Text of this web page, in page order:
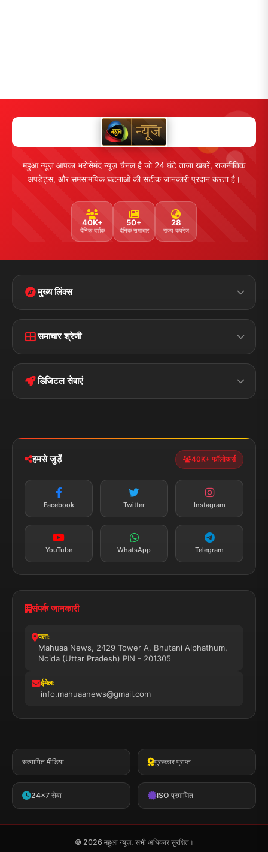
महुआ न्यूज़ आपका भरोसेमंद न्यूज़ चैनल है जो 24 घंटे ताजा खबरें, राजनीतिक
अपडेट्स, और समसामयिक घटनाओं की सटीक जानकारी प्रदान करता है।
40K+
दैनिक दर्शक
50+
दैनिक समाचार
28
राज्य कवरेज
मुख्य लिंक्स
Disclaimer
Terms &
Privacy Policy
समाचार श्रेणी
पॉलिटिकल झारखण्ड
डिजिटल सेवाएं
न्यूज़ अलर्ट
तत्काल अपडेट
सब्सक्राइब करें
हमसे जुड़ें 40K+ फॉलोअर्स
Facebook Twitter Instagram
YouTube WhatsApp Telegram
संपर्क जानकारी
पता:
Mahuaa News, 2429 Tower A, Bhutani Alphathum,
Noida (Uttar Pradesh) PIN - 201305
ईमेल:
info.mahuaanews@gmail.com
सत्यापित मीडिया पुरस्कार प्राप्त
24x7 सेवा ISO प्रमाणित
© 2026 महुआ न्यूज़. सभी अधिकार सुरक्षित।